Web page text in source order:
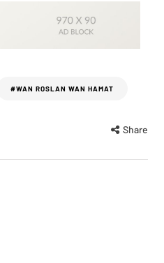
#WAN ROSLAN WAN HAMAT
Share